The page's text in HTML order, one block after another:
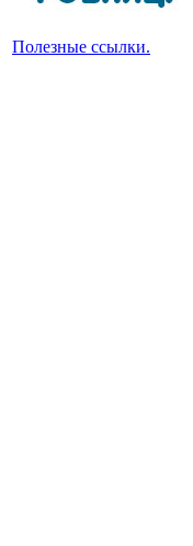
Полезные ссылки.